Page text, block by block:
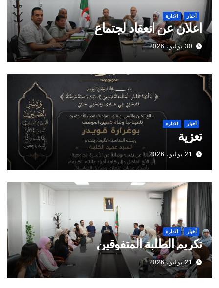
أخبار الادارة
اعلان عن انعقاد لجتماع
30 يوليو، 2026
أخبار الادارة
تعزية
21 يوليو، 2026
أخبار الادارة
تكريم الطلبة المتفوقين
21 يوليو، 2026